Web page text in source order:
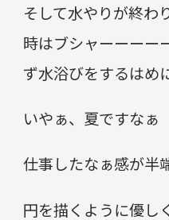
そして水やりが終わ
時はブシャーーーー
ず水浴びをするはめ
いやぁ、夏ですなぁ
仕事したなぁ感が半
円を描くように優し